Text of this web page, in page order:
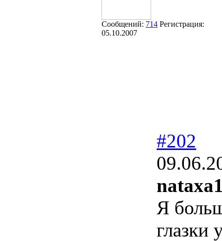
Сообщений: 714 Регистрация:
05.10.2007
#202
Я
глазки